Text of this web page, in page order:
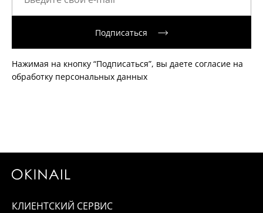
Подписаться
Нажимая на кнопку “Подписаться”, вы даете согласие на
обработку персональных данных
КЛИЕНТСКИЙ СЕРВИС